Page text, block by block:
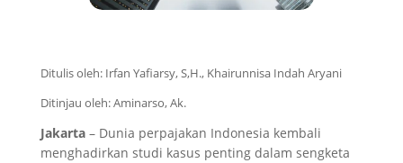
Ditulis oleh: Irfan Yafiarsy, S,H., Khairunnisa Indah Aryani
Ditinjau oleh: Aminarso, Ak.
Jakarta– Dunia perpajakan Indonesia kembali
menghadirkan studi kasus penting dalam sengketa